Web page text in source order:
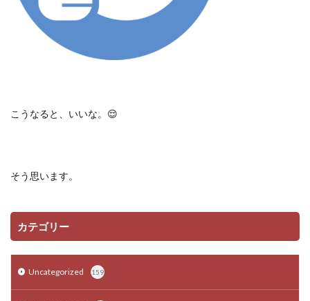
こうなると、いいな。😌
そう思います。
カテゴリー
Uncategorized 159